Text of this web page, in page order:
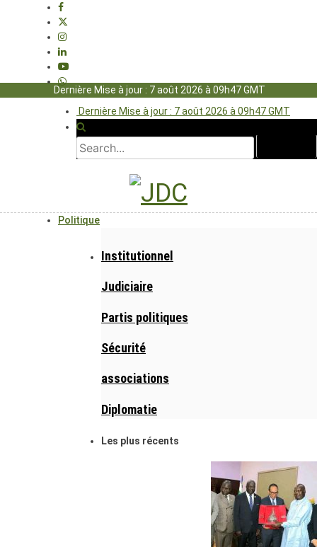
Dernière Mise à jour : 7 août 2026 à 09h47 GMT
Dernière Mise à jour : 7 août 2026 à 09h47 GMT
Politique
Institutionnel
Judiciaire
Partis politiques
Sécurité
associations
Diplomatie
Les plus récents